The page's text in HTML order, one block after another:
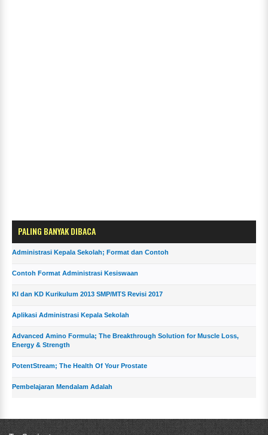
PALING BANYAK DIBACA
Administrasi Kepala Sekolah; Format dan Contoh
Contoh Format Administrasi Kesiswaan
KI dan KD Kurikulum 2013 SMP/MTS Revisi 2017
Aplikasi Administrasi Kepala Sekolah
Advanced Amino Formula; The Breakthrough Solution for Muscle Loss,
Energy & Strength
PotentStream; The Health Of Your Prostate
Pembelajaran Mendalam Adalah